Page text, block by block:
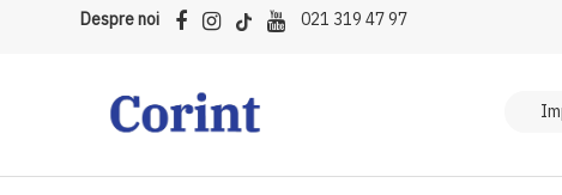
Despre noi 021 319 47 97